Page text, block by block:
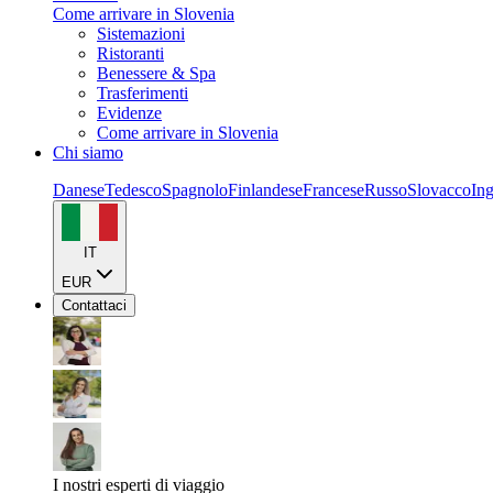
Come arrivare in Slovenia
Sistemazioni
Ristoranti
Benessere & Spa
Trasferimenti
Evidenze
Come arrivare in Slovenia
Chi siamo
DaneseTedescoSpagnoloFinlandeseFranceseRussoSlovacco
IT
EUR
Contattaci
I nostri esperti di viaggio